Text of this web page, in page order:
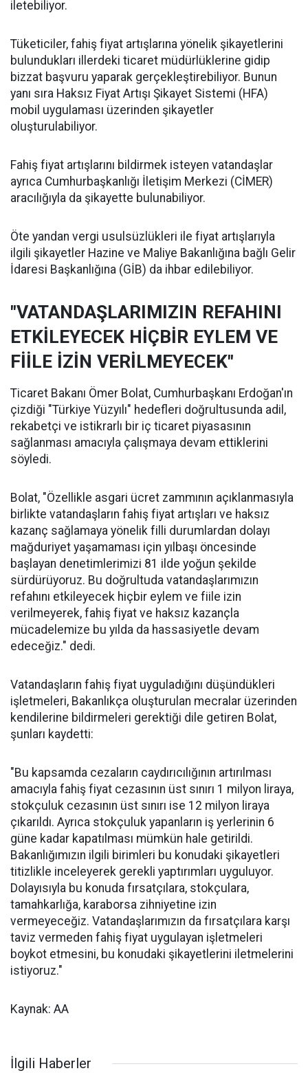
iletebiliyor.
Tüketiciler, fahiş fiyat artışlarına yönelik şikayetlerini
bulundukları illerdeki ticaret müdürlüklerine gidip
bizzat başvuru yaparak gerçekleştirebiliyor. Bunun
yanı sıra Haksız Fiyat Artışı Şikayet Sistemi (HFA)
mobil uygulaması üzerinden şikayetler
oluşturulabiliyor.
Fahiş fiyat artışlarını bildirmek isteyen vatandaşlar
ayrıca Cumhurbaşkanlığı İletişim Merkezi (CİMER)
aracılığıyla da şikayette bulunabiliyor.
Öte yandan vergi usulsüzlükleri ile fiyat artışlarıyla
ilgili şikayetler Hazine ve Maliye Bakanlığına bağlı Gelir
İdaresi Başkanlığına (GİB) da ihbar edilebiliyor.
"VATANDAŞLARIMIZIN REFAHINI
ETKİLEYECEK HİÇBİR EYLEM VE
FİİLE İZİN VERİLMEYECEK"
Ticaret Bakanı Ömer Bolat, Cumhurbaşkanı Erdoğan'ın
çizdiği "Türkiye Yüzyılı" hedefleri doğrultusunda adil,
rekabetçi ve istikrarlı bir iç ticaret piyasasının
sağlanması amacıyla çalışmaya devam ettiklerini
söyledi.
Bolat, "Özellikle asgari ücret zammının açıklanmasıyla
birlikte vatandaşların fahiş fiyat artışları ve haksız
kazanç sağlamaya yönelik filli durumlardan dolayı
mağduriyet yaşamaması için yılbaşı öncesinde
başlayan denetimlerimizi 81 ilde yoğun şekilde
sürdürüyoruz. Bu doğrultuda vatandaşlarımızın
refahını etkileyecek hiçbir eylem ve fiile izin
verilmeyerek, fahiş fiyat ve haksız kazançla
mücadelemize bu yılda da hassasiyetle devam
edeceğiz." dedi.
Vatandaşların fahiş fiyat uyguladığını düşündükleri
işletmeleri, Bakanlıkça oluşturulan mecralar üzerinden
kendilerine bildirmeleri gerektiği dile getiren Bolat,
şunları kaydetti:
"Bu kapsamda cezaların caydırıcılığının artırılması
amacıyla fahiş fiyat cezasının üst sınırı 1 milyon liraya,
stokçuluk cezasının üst sınırı ise 12 milyon liraya
çıkarıldı. Ayrıca stokçuluk yapanların iş yerlerinin 6
güne kadar kapatılması mümkün hale getirildi.
Bakanlığımızın ilgili birimleri bu konudaki şikayetleri
titizlikle inceleyerek gerekli yaptırımları uyguluyor.
Dolayısıyla bu konuda fırsatçılara, stokçulara,
tamahkarlığa, karaborsa zihniyetine izin
vermeyeceğiz. Vatandaşlarımızın da fırsatçılara karşı
taviz vermeden fahiş fiyat uygulayan işletmeleri
boykot etmesini, bu konudaki şikayetlerini iletmelerini
istiyoruz."
Kaynak: AA
İlgili Haberler